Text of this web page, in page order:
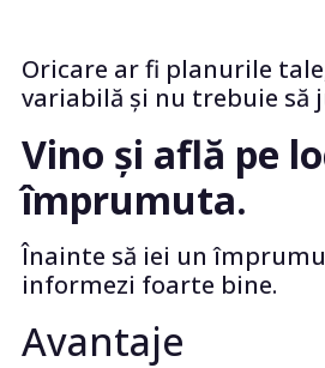
Oricare ar fi planurile
variabilă și nu trebuie
Vino și află pe
împrumuta.
Înainte să iei un
informezi foarte bine.
Avantaje